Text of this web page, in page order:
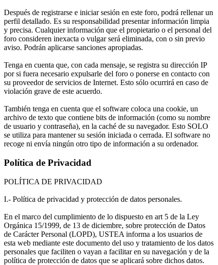
Después de registrarse e iniciar sesión en este foro, podrá rellenar un
perfil detallado. Es su responsabilidad presentar información limpia
y precisa. Cualquier información que el propietario o el personal del
foro consideren inexacta o vulgar será eliminada, con o sin previo
aviso. Podrán aplicarse sanciones apropiadas.
Tenga en cuenta que, con cada mensaje, se registra su dirección IP
por si fuera necesario expulsarle del foro o ponerse en contacto con
su proveedor de servicios de Internet. Esto sólo ocurrirá en caso de
violación grave de este acuerdo.
También tenga en cuenta que el software coloca una cookie, un
archivo de texto que contiene bits de información (como su nombre
de usuario y contraseña), en la caché de su navegador. Esto SOLO
se utiliza para mantener su sesión iniciada o cerrada. El software no
recoge ni envía ningún otro tipo de información a su ordenador.
Política de Privacidad
POLÍTICA DE PRIVACIDAD
I.- Política de privacidad y protección de datos personales.
En el marco del cumplimiento de lo dispuesto en art 5 de la Ley
Orgánica 15/1999, de 13 de diciembre, sobre protección de Datos
de Carácter Personal (LOPD), USTEA informa a los usuarios de
esta web mediante este documento del uso y tratamiento de los datos
personales que faciliten o vayan a facilitar en su navegación y de la
política de protección de datos que se aplicará sobre dichos datos.